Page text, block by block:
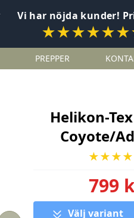
Vi har nöjda kunder!
PREPPER
Helikon-
Coyote/
799
Välj variant